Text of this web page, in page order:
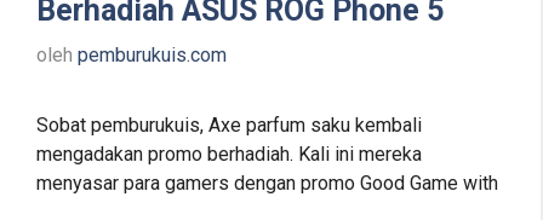
Berhadiah ASUS ROG Phone 5
oleh pemburukuis.com
Sobat pemburukuis, Axe parfum saku kembali
mengadakan promo berhadiah. Kali ini mereka
menyasar para gamers dengan promo Good Game with